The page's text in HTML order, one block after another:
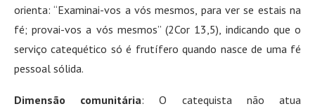
orienta: “Examinai-vos a vós mesmos, para ver se estais na
fé; provai-vos a vós mesmos” (2Cor 13,5), indicando que o
serviço catequético só é frutífero quando nasce de uma fé
pessoal sólida.
Dimensão comunitária: O catequista não atua